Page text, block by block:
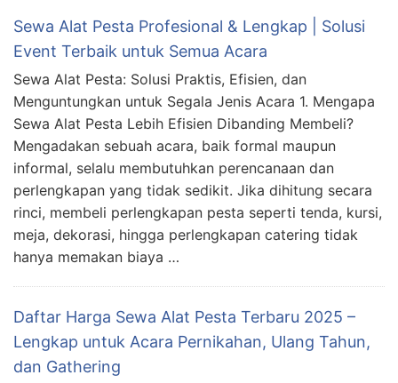
Sewa Alat Pesta Profesional & Lengkap | Solusi
Event Terbaik untuk Semua Acara
Sewa Alat Pesta: Solusi Praktis, Efisien, dan
Menguntungkan untuk Segala Jenis Acara 1. Mengapa
Sewa Alat Pesta Lebih Efisien Dibanding Membeli?
Mengadakan sebuah acara, baik formal maupun
informal, selalu membutuhkan perencanaan dan
perlengkapan yang tidak sedikit. Jika dihitung secara
rinci, membeli perlengkapan pesta seperti tenda, kursi,
meja, dekorasi, hingga perlengkapan catering tidak
hanya memakan biaya …
Daftar Harga Sewa Alat Pesta Terbaru 2025 –
Lengkap untuk Acara Pernikahan, Ulang Tahun,
dan Gathering